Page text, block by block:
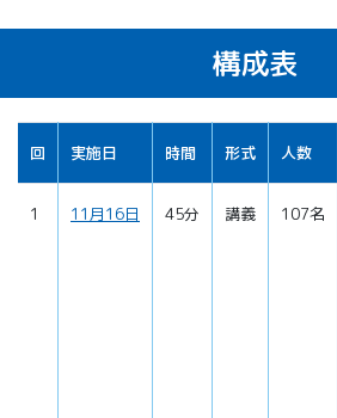
構成表
回 実施日 時間 形式 人数
1 11月16日 45分 講義 107名